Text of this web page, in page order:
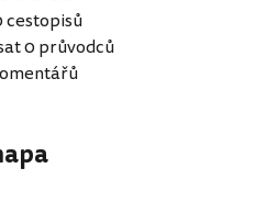
cestopisů
0 průvodců